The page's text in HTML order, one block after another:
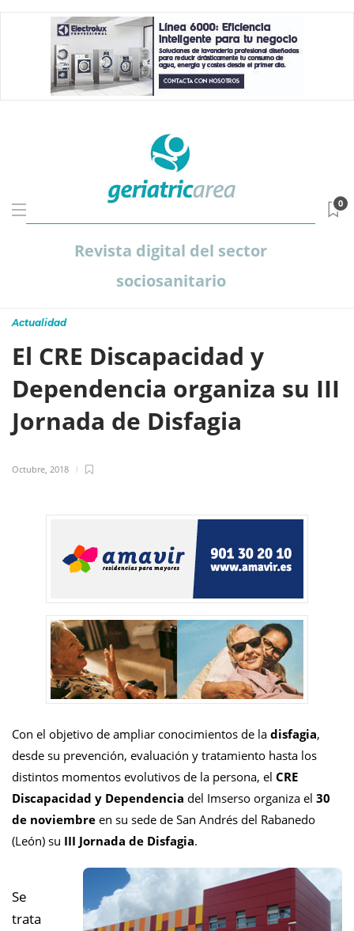
Revista digital del sector
sociosanitario
0
Actualidad
El CRE Discapacidad y
Dependencia organiza su III
Jornada de Disfagia
Octubre, 2018
Con el objetivo de ampliar conocimientos de la disfagia,
desde su prevención, evaluación y tratamiento hasta los
distintos momentos evolutivos de la persona, el CRE
Discapacidad y Dependencia del Imserso organiza el 30
de noviembre en su sede de San Andrés del Rabanedo
(León) su III Jornada de Disfagia.
Se
trata